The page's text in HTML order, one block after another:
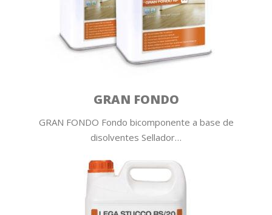
GRAN FONDO
GRAN FONDO Fondo bicomponente a base de
disolventes Sellador…